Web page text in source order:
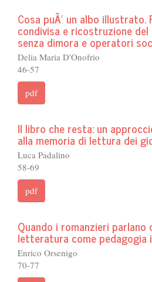
Cosa puÃ² un albo
condivisa e ricostruzione
senza dimora e operatori
Delia Maria D'Onofrio
46-57
pdf
Il libro che resta: un
alla memoria di lettura dei
Luca Padalino
58-69
pdf
Quando i romanzieri parlano
letteratura come pedagogia
Enrico Orsenigo
70-77